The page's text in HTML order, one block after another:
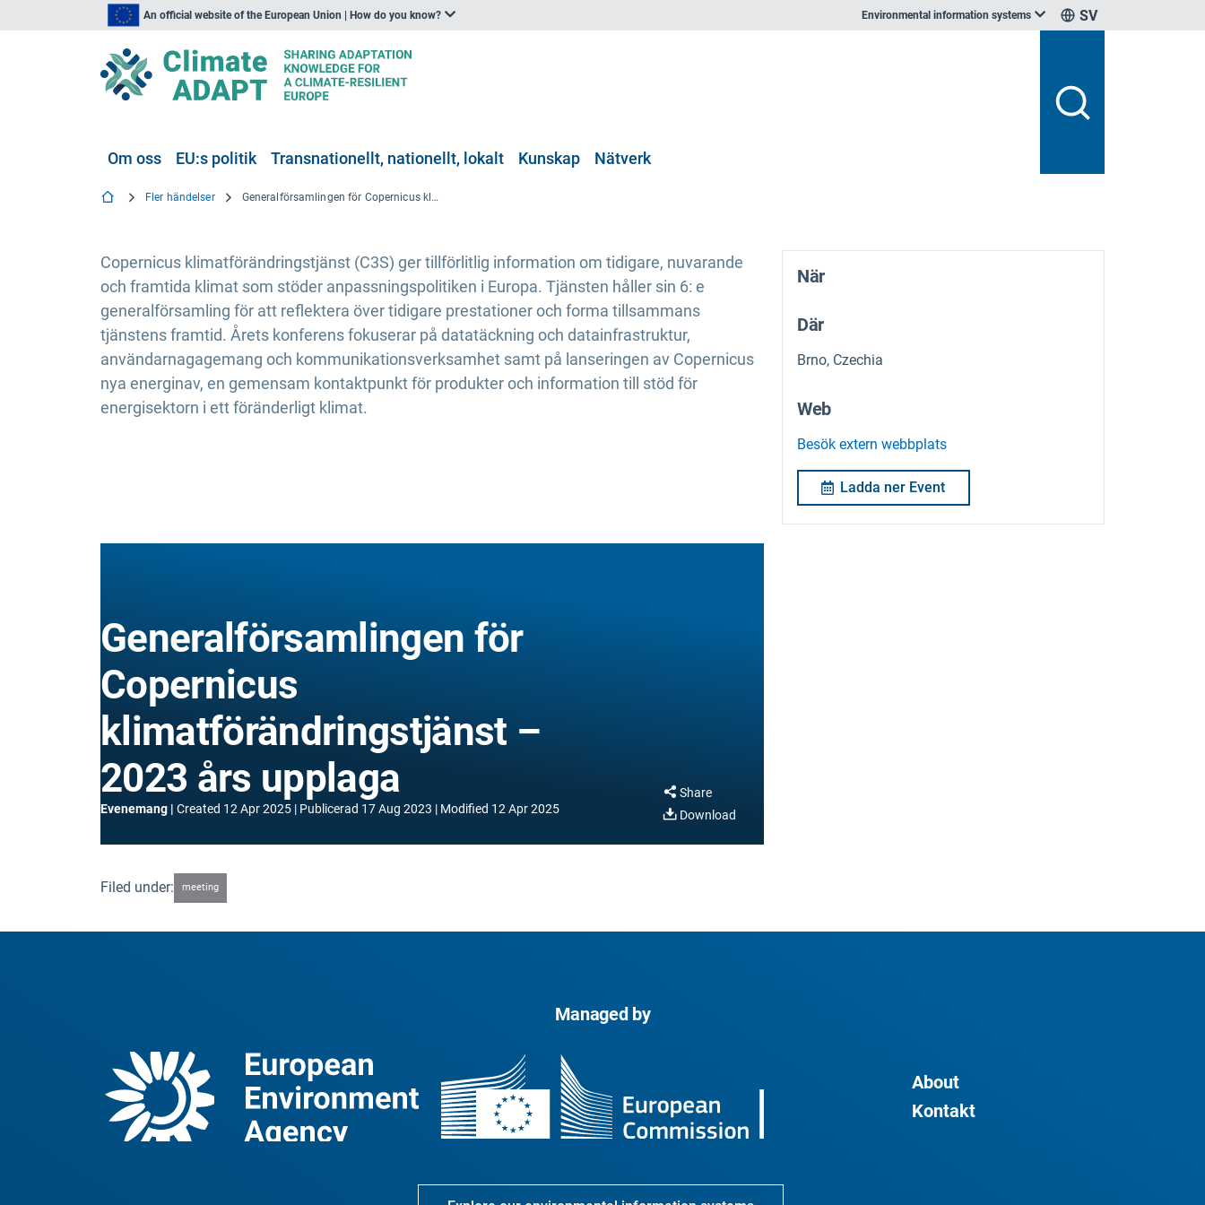
An official website of the European Union | How do you know? Environmental information systems SV
Om oss EU:s politik Transnationellt, nationellt, lokalt Kunskap Nätverk
Fler händelser Generalförsamlingen för Copernicus klimatförändringstjänst – 2023 års upplaga
Copernicus klimatförändringstjänst (C3S) ger tillförlitlig information om tidigare, nuvarande
och framtida klimat som stöder anpassningspolitiken i Europa. Tjänsten håller sin 6: e
generalförsamling för att reflektera över tidigare prestationer och forma tillsammans
tjänstens framtid. Årets konferens fokuserar på datatäckning och datainfrastruktur,
användarnagagemang och kommunikationsverksamhet samt på lanseringen av Copernicus
nya energinav, en gemensam kontaktpunkt för produkter och information till stöd för
energisektorn i ett föränderligt klimat.
Generalförsamlingen för
Copernicus
klimatförändringstjänst –
2023 års upplaga
Evenemang Created 12 Apr 2025 Publicerad 17 Aug 2023 Modified 12 Apr 2025
Share
Download
Filed under: meeting
När
Där
Brno, Czechia
Web
Besök extern webbplats
Ladda ner Event
Managed by
About
Kontakt